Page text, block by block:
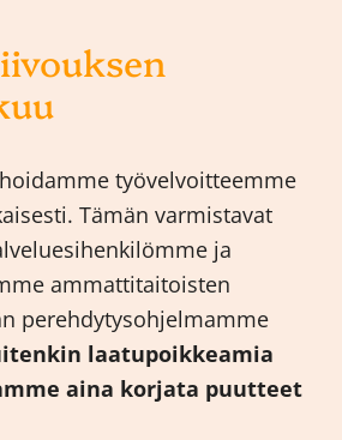
työvelvoitteemme
Tämän varmistavat
ja
ammattitaitoisten
perehdytysohjelmamme
laatupoikkeamia
aina korjata puutteet